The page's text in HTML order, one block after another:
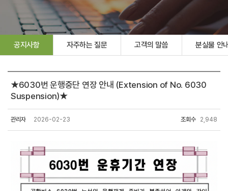
공지사항 자주하는 질문 고객의 말씀 분실물 안
★6030번 운행중단 연장 안내 (Extension of No. 6030
Suspension)★
관리자 2026-02-23 조회수 2,948